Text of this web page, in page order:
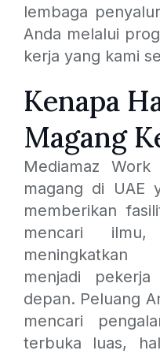
lembaga
Anda melalui
kerja yang kami
Kenapa
Magang
Mediamaz
magang di UAE
memberikan
mencari ilmu,
meningkatkan
menjadi
depan. Peluang
mencari
terbuka luas,